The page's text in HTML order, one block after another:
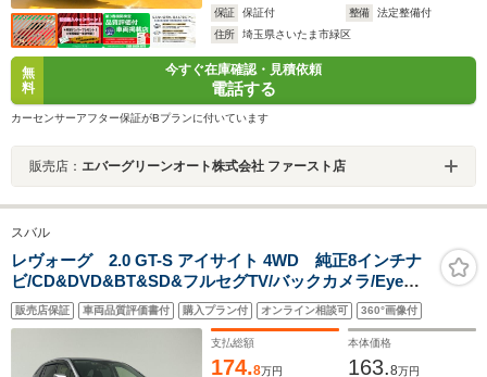
保証
保証付 整備
法定整備付
住所
埼玉県さいたま市緑区
無
料
今すぐ在庫確認・見積依頼
電話する
カーセンサーアフター保証がBプランに付いています
販売店： エバーグリーンオート株式会社 ファースト店
スバル
レヴォーグ 2.0 GT-S アイサイト 4WD 純正8インチナ
ビ/CD&DVD&BT&SD&フルセグTV/バックカメラ/Eye
Sight/プリクラッシュブレーキ/ツーリングアシスト/全車
速追従機能付クルーズコントロール/アクティブレーンキ
販売店保証 車両品質評価書付 購入プラン付 オンライン相談可 360°画像付
支払総額
174.8万円
本体価格
163.8万円